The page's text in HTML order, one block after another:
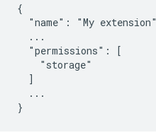
{
"name": "My
  ...
  "permissions": [
    "storage"
  ]
  ...